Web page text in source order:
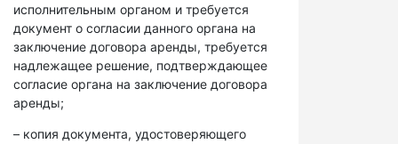
исполнительным органом и требуется
документ о согласии данного органа на
заключение договора аренды, требуется
надлежащее решение, подтверждающее
согласие органа на заключение договора
аренды;
– копия документа, удостоверяющего